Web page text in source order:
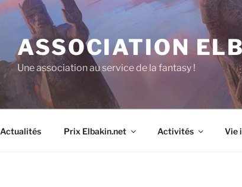
ASSOCIATION
Une association au service de la fantasy !
Actualités Prix Elbakin.net Activités Vie